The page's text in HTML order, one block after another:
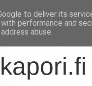
to deliver its
performance and
abuse.